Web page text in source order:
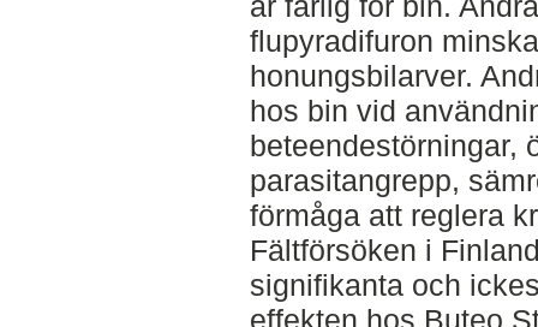
flupyradifuron
honungsbilarver.
hos bin vid
beteendestörningar,
parasitangrepp,
förmåga att reglera
Fältförsöken i
signifikanta och
effekten hos Buteo